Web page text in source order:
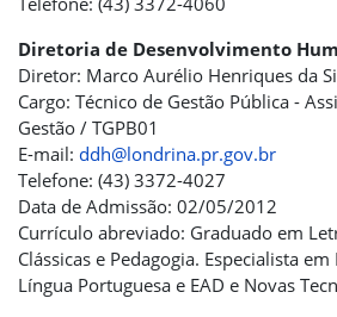
Diretoria de Desenvolvimento
Diretor: Marco Aurélio Henriques da
Cargo: Técnico de Gestão Pública -
Gestão / TGPB01
E-mail: ddh@londrina.pr.gov.br
Telefone: (43) 3372-4027
Data de Admissão: 02/05/2012
Currículo abreviado: Graduado em
Clássicas e Pedagogia. Especialista
Língua Portuguesa e EAD e Novas